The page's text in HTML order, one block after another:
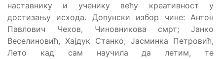
наставнику и ученику већу креативност у
достизању исхода. Допунски избор чине: Антон
Павлович Чехов, Чиновникова смрт; Јанко
Веселиновић, Хајдук Станко; Јасминка Петровић,
Лето кад сам научила да летим, те